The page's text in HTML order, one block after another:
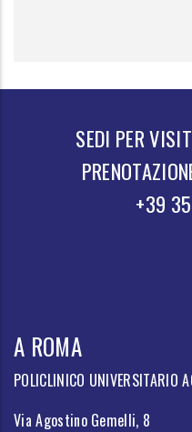
SEDI PER
+39
A ROMA
POLICLINICO UNIVERSITARIO
Via Agostino Gemelli, 8